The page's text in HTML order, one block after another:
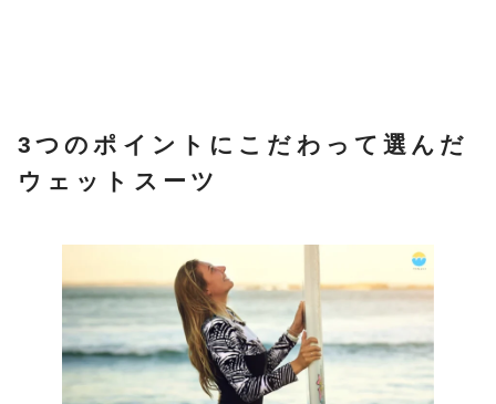
3つのポイントにこだわって選んだ
ウェットスーツ